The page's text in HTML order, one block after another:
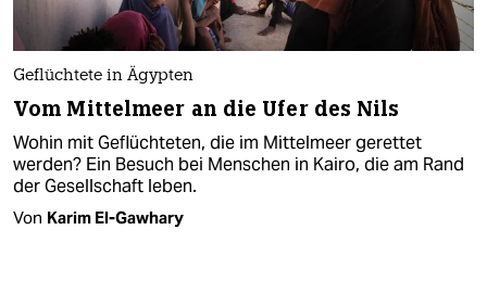
Geflüchtete in Ägypten
Vom Mittelmeer an die Ufer des Nils
Wohin mit Geflüchteten, die im Mittelmeer gerettet
werden? Ein Besuch bei Menschen in Kairo, die am Rand
der Gesellschaft leben.
Von Karim El-Gawhary